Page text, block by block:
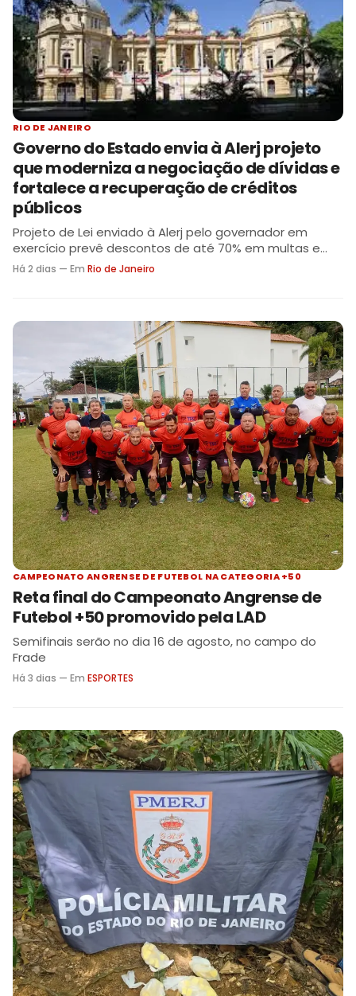
RIO DE JANEIRO
Governo do Estado envia à Alerj projeto
que moderniza a negociação de dívidas e
fortalece a recuperação de créditos
públicos
Projeto de Lei enviado à Alerj pelo governador em
exercício prevê descontos de até 70% em multas e
juros, parcelamentos estendidos e menor
Há 2 dias — Em Rio de Janeiro
CAMPEONATO ANGRENSE DE FUTEBOL NA CATEGORIA +50
Reta final do Campeonato Angrense de
Futebol +50 promovido pela LAD
Semifinais serão no dia 16 de agosto, no campo do
Frade
Há 3 dias — Em ESPORTES